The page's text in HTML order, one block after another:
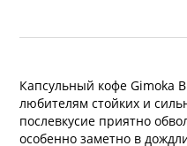
дождливую погоду.
кофе и раскрывает его с
этого напитка лучше всего
новые свершения. Заряда